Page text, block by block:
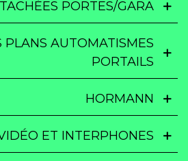
PORTES/GARA
PLANS AUTOMATISMES
PORTAILS
HORMANN
ET INTERPHONES